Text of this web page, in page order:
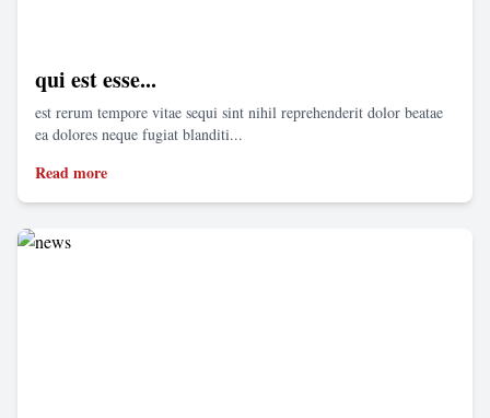
qui est esse...
est rerum tempore vitae sequi sint nihil reprehenderit dolor beatae
ea dolores neque fugiat blanditi...
Read more